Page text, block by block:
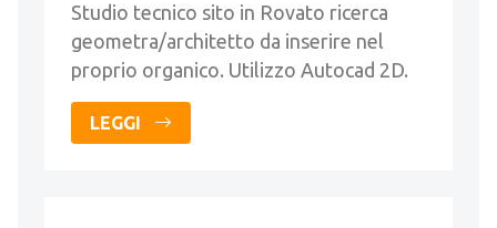
Studio tecnico sito in Rovato ricerca
geometra/architetto da inserire nel
proprio organico. Utilizzo Autocad 2D.
LEGGI